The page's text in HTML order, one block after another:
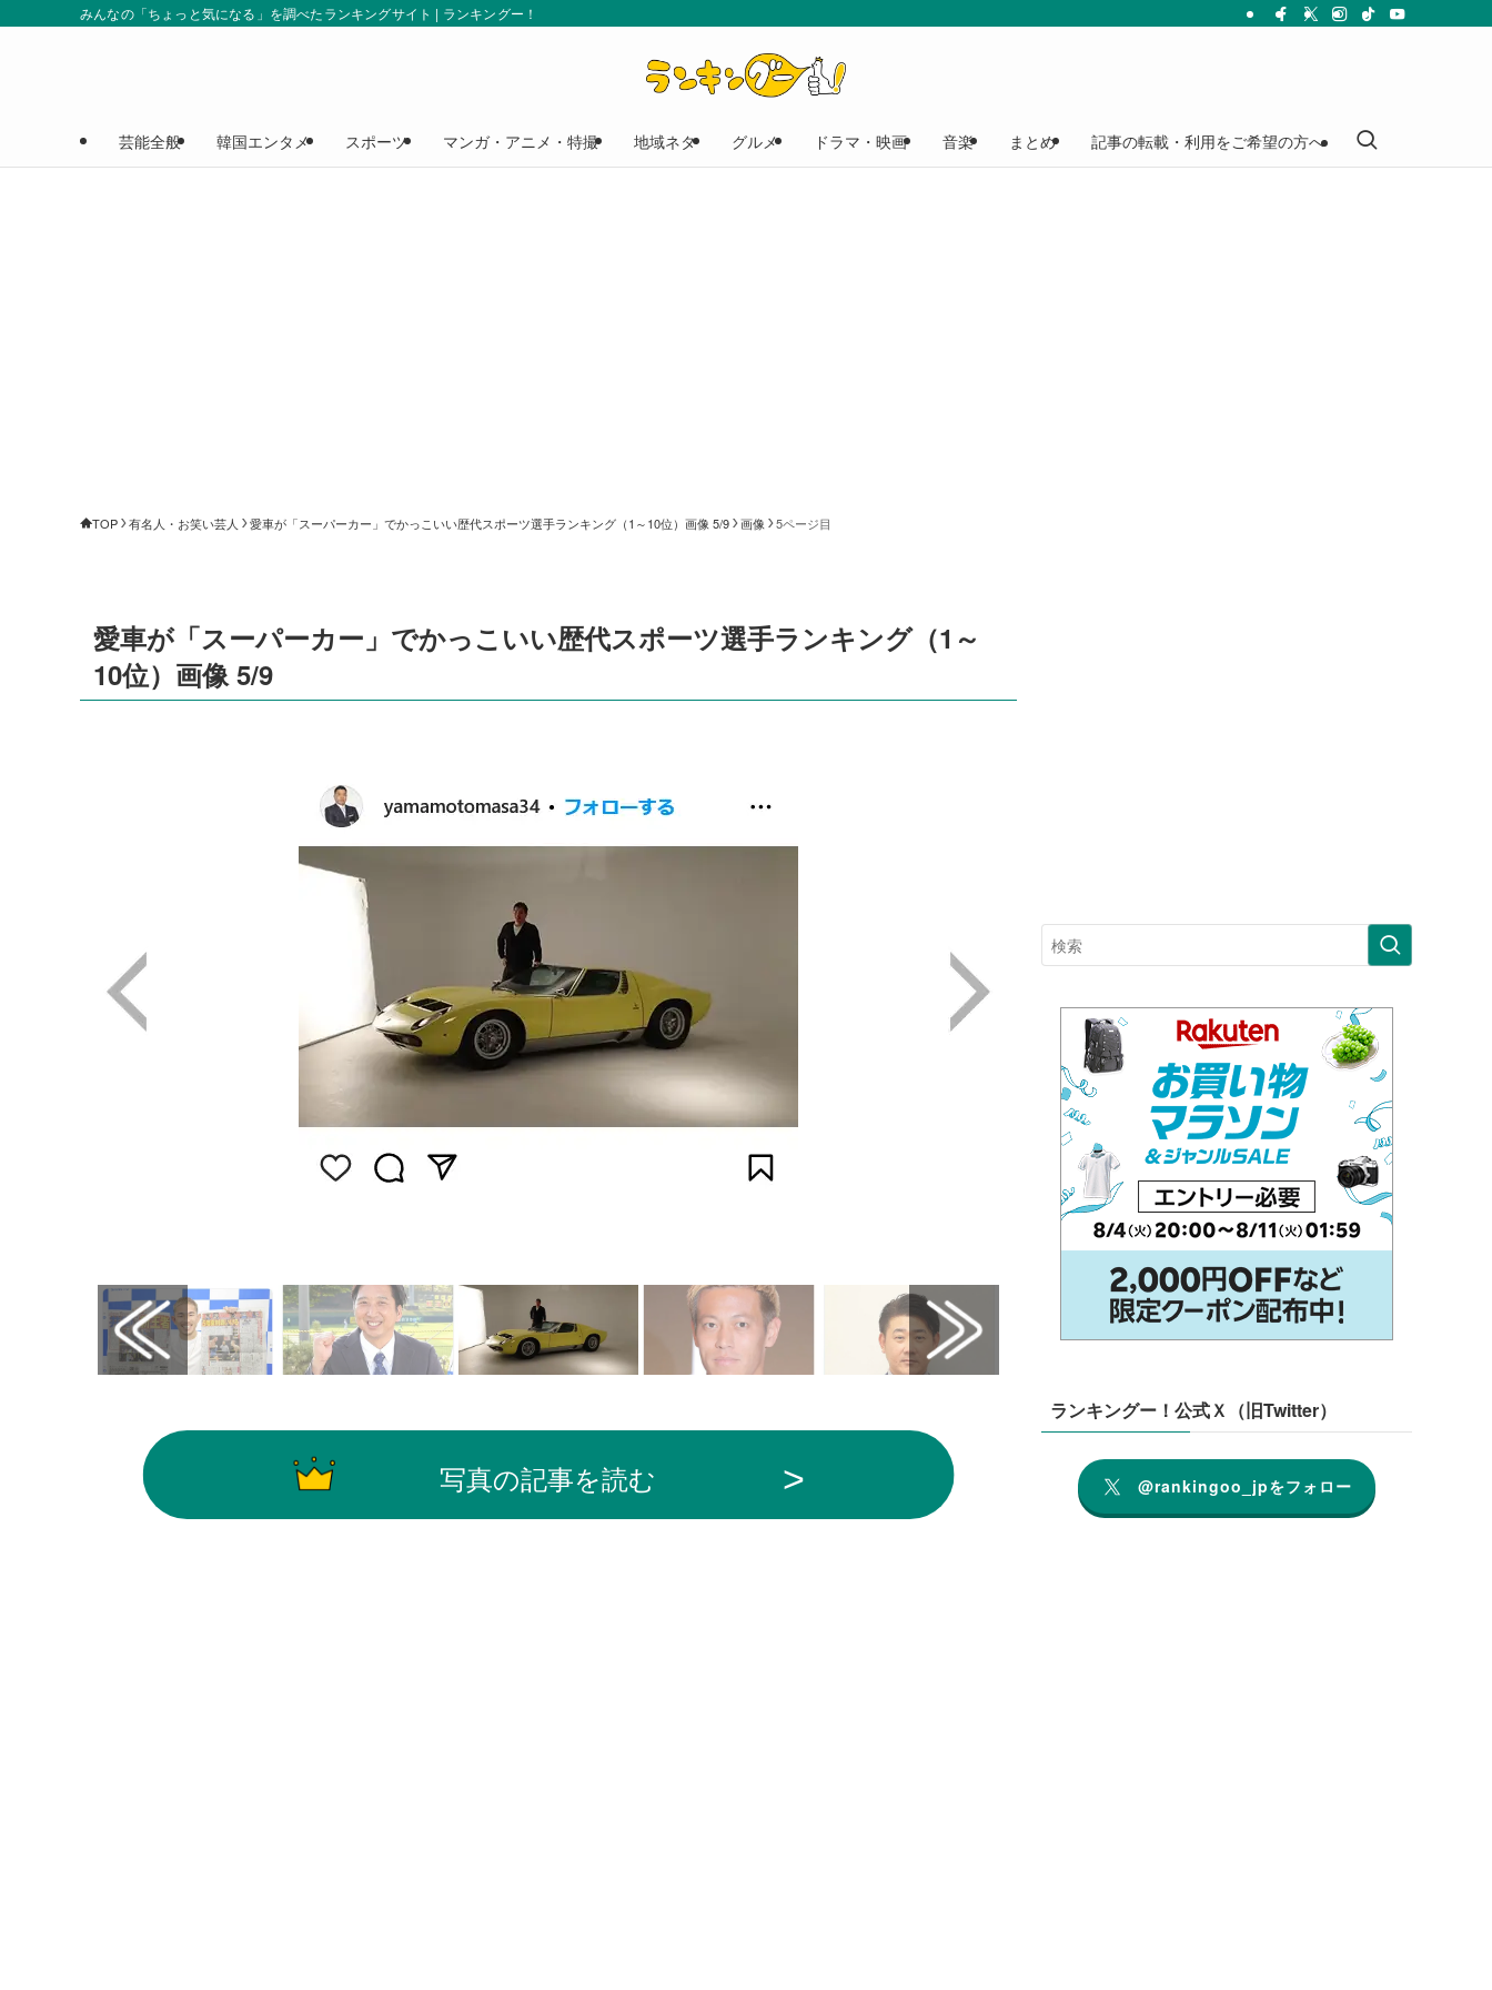
みんなの「ちょっと気になる」を調べたランキングサイト | ランキングー！
芸能全般 韓国エンタメ スポーツ マンガ・アニメ・特撮 地域ネタ グルメ ドラマ・映画 音楽 まとめ 記事の転載・利用をご希望の方へ
TOP 有名人・お笑い芸人 愛車が「スーパーカー」でかっこいい歴代スポーツ選手ランキング（1～10位）画像 5/9 画像 5ページ目
愛車が「スーパーカー」でかっこいい歴代スポーツ選手ランキング（1～
10位）画像 5/9
写真の記事を読む
ランキングー！公式Ｘ（旧Twitter）
@rankingoo_jpをフォロー